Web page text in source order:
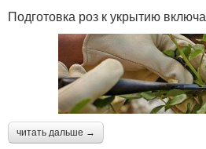
Подготовка роз к укрытию
читать дальше →